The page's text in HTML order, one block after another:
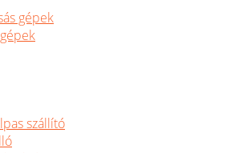
gépek
szállító